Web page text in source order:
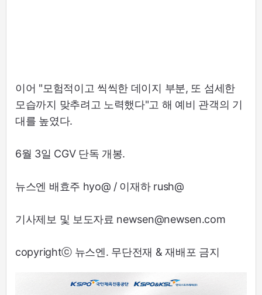
이어 "모험적이고 씩씩한 데이지 부분, 또 섬세한
모습까지 맞추려고 노력했다"고 해 예비 관객의 기
대를 높였다.
6월 3일 CGV 단독 개봉.
뉴스엔 배효주 hyo@ / 이재하 rush@
기사제보 및 보도자료 newsen@newsen.com
copyrightⓒ 뉴스엔. 무단전재 & 재배포 금지